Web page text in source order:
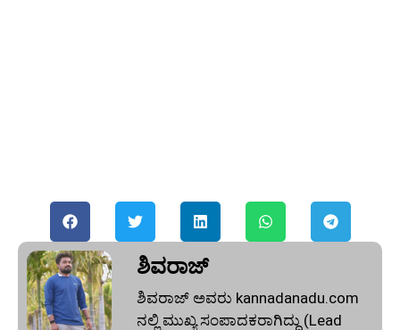
ಶಿವರಾಜ್
ಶಿವರಾಜ್ ಅವರು kannadanadu.com
ನಲ್ಲಿ ಮುಖ್ಯ ಸಂಪಾದಕರಾಗಿದ್ದು (Lead